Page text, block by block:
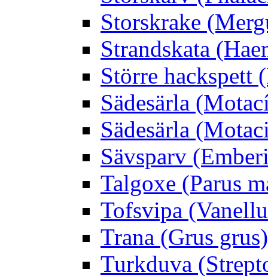
Storskrake
Strandskata
Större hackspett
Sädesärla
Sädesärla
Sävsparv
Talgoxe (Parus
Tofsvipa
Trana (Grus grus)
Turkduva